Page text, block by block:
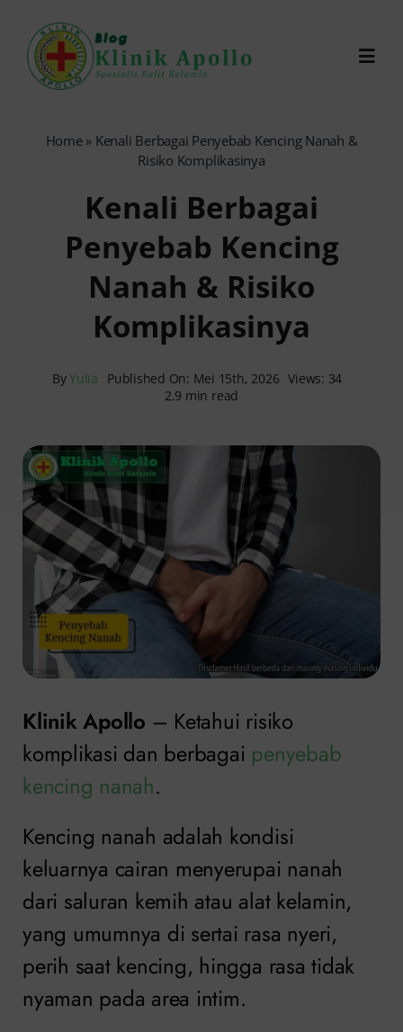
content
Reservasi Online
Home» Kenali Berbagai Penyebab Kencing Nanah &
Risiko Komplikasinya
Kenali Berbagai
Penyebab Kencing
Nanah & Risiko
Komplikasinya
ByYulia Published On: Mei 15th, 2026 Views: 34
2.9 min read
Klinik Apollo – Ketahui risiko
komplikasi dan berbagai penyebab
kencing nanah.
Kencing nanah adalah kondisi
keluarnya cairan menyerupai nanah
dari saluran kemih atau alat kelamin,
yang umumnya di sertai rasa nyeri,
perih saat kencing, hingga rasa tidak
nyaman pada area intim.